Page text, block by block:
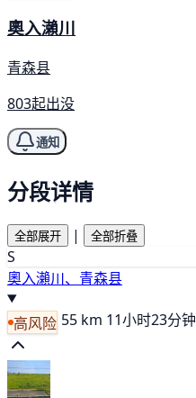
奧入瀨川
青森县
803起出没
通知
分段详情
全部展开 | 全部折叠
S
奧入瀨川、青森县
高风险 55 km 11小时23分钟